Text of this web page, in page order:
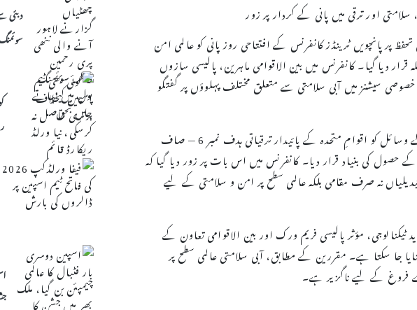
پر پانچویں ٹرینڈز کانفرنس کے افتتاحی روز پانی کو عالمی امن
دیا گیا۔ کانفرنس میں بین الاقوامی ماہرین، پالیسی سازوں
سیشنز میں آبی سلامتی سے متعلق مختلف پہلوؤں پر گفتگو
ماہرین نے اپنے خطابات میں پانی کے وسائل کو اقوامِ متحدہ کے پائیدار ترقیاتی ہدف نمبر 6 — صاف
کی بنیاد قرار دیا۔ کانفرنس میں اس بات پر زور دیا گیا کہ
تبدیلیاں نہ صرف مقامی بلکہ عالمی سطح پر امن و سلامتی کے لیے
مؤثر پالیسی فریم ورک اور بین الاقوامی تعاون کے
جا سکتا ہے۔ مقررین کے مطابق، آبی سلامتی عالمی سطح پر
فروغ کے لیے ناگزیر ہے۔
دبئی